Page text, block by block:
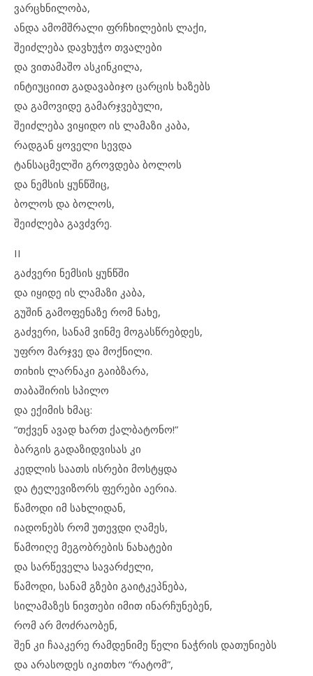
ვარცხნილობა,
ანდა ამომშრალი ფრჩხილების ლაქი,
შეიძლება დავხუჭო თვალები
და ვითამაშო ასკინკილა,
ინტიუციით გადავაბიჯო ცარცის ხაზებს
და გამოვიდე გამარჯვებული,
შეიძლება ვიყიდო ის ლამაზი კაბა,
რადგან ყოველი სევდა
ტანსაცმელში გროვდება ბოლოს
და ნემსის ყუნწშიც,
ბოლოს და ბოლოს,
შეიძლება გავძვრე.
II
გაძვერი ნემსის ყუნწში
და იყიდე ის ლამაზი კაბა,
გუშინ გამოფენაზე რომ ნახე,
გაძვერი, სანამ ვინმე მოგასწრებდეს,
უფრო მარჯვე და მოქნილი.
თიხის ლარნაკი გაიბზარა,
თაბაშირის სპილო
და ექიმის ხმაც:
“თქვენ ავად ხართ ქალბატონო!”
ბარგის გადაზიდვისას კი
კედლის საათს ისრები მოსტყდა
და ტელევიზორს ფერები აერია.
წამოდი იმ სახლიდან,
იადონებს რომ უთევდი ღამეს,
წამოიღე მეგობრების ნახატები
და სარწეველა სავარძელი,
წამოდი, სანამ გზები გაიტკეპნება,
სილამაზეს ნივთები იმით ინარჩუნებენ,
რომ არ მოძრაობენ,
შენ კი ჩააკერე რამდენიმე წელი ნაჭრის დათუნიებს
და არასოდეს იკითხო “რატომ”,